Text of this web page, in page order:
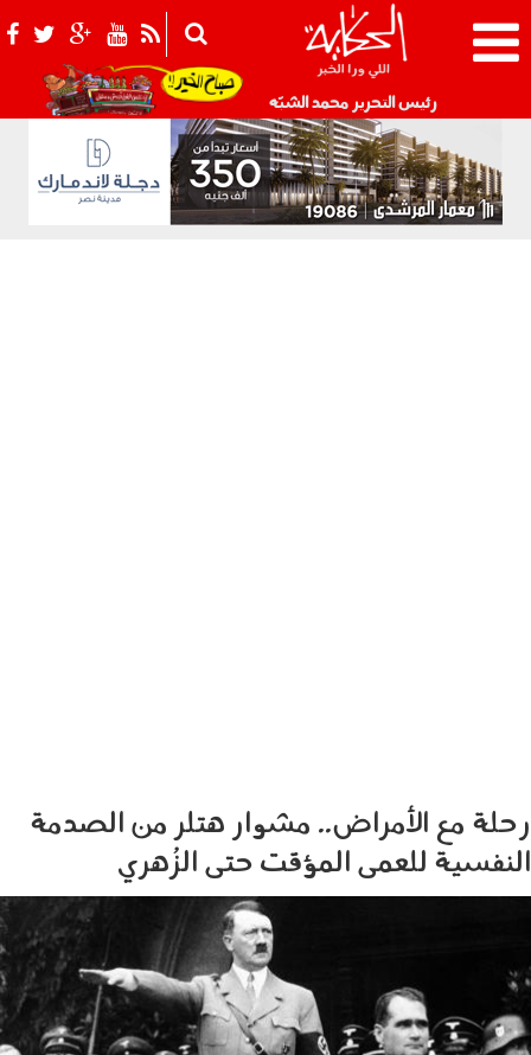
رئيس التحرير محمد الشبّه 021_2.png
رحلة مع الأمراض.. مشوار هتلر من الصدمة
النفسية للعمى المؤقت حتى الزُهري